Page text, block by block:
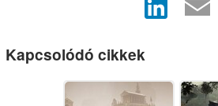
Kapcsolódó cikkek